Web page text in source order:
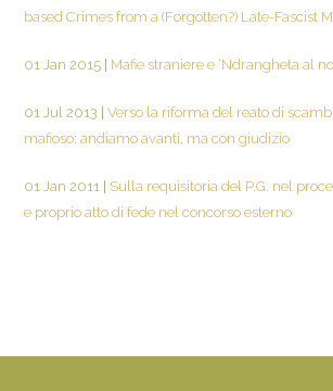
based Crimes from a (Forgotten?) Late-Fascist
01 Jan 2015 Mafie straniere e ‘Ndrangheta al
01 Jul 2013
Verso la riforma del reato di
mafioso: andiamo avanti, ma con giudizio
01 Jan 2011
Sulla requisitoria del P.G. nel
e proprio atto di fede nel concorso esterno